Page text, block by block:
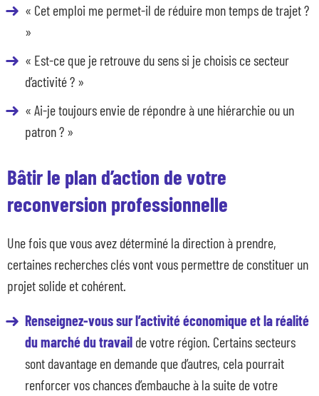
« Cet emploi me permet-il de réduire mon temps de trajet ?
»
« Est-ce que je retrouve du sens si je choisis ce secteur
d’activité ? »
« Ai-je toujours envie de répondre à une hiérarchie ou un
patron ? »
Bâtir le plan d’action de votre
reconversion professionnelle
Une fois que vous avez déterminé la direction à prendre,
certaines recherches clés vont vous permettre de constituer un
projet solide et cohérent.
Renseignez-vous sur l’activité économique et la réalité
du marché du travail de votre région. Certains secteurs
sont davantage en demande que d’autres, cela pourrait
renforcer vos chances d’embauche à la suite de votre